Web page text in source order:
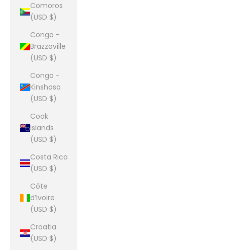
Comoros
(USD $)
Congo -
Brazzaville
(USD $)
Congo -
Kinshasa
(USD $)
Cook
Islands
(USD $)
Costa Rica
(USD $)
Côte
d’Ivoire
(USD $)
Croatia
(USD $)